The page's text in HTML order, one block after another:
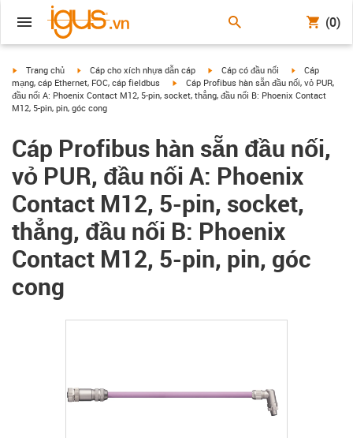
(0)
igus-icon-arrow-right
Trang chủ igus-icon-arrow-right
Cáp cho xích nhựa dẫn cáp igus-icon-arrow-right
Cáp có đầu nối igus-icon-
Cáp
mạng, cáp Ethernet, FOC, cáp fieldbus
igus-icon-arrow-right
Cáp Profibus hàn sẵn đầu nối, vỏ PUR,
đầu nối A: Phoenix Contact M12, 5-pin, socket, thẳng, đầu nối B: Phoenix Contact
M12, 5-pin, pin, góc cong
Cáp Profibus hàn sẵn đầu nối,
vỏ PUR, đầu nối A: Phoenix
Contact M12, 5-pin, socket,
thẳng, đầu nối B: Phoenix
Contact M12, 5-pin, pin, góc
cong